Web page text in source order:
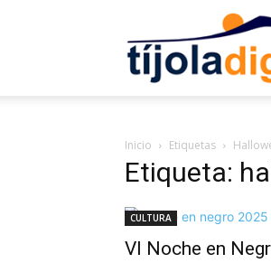
Inicio Etiquetas
Etiqueta:
CULTURA
VI Noche en